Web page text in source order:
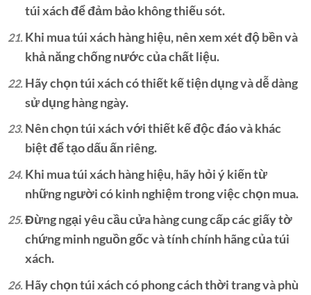
túi xách để đảm bảo không thiếu sót.
Khi mua túi xách hàng hiệu, nên xem xét độ bền và
khả năng chống nước của chất liệu.
Hãy chọn túi xách có thiết kế tiện dụng và dễ dàng
sử dụng hàng ngày.
Nên chọn túi xách với thiết kế độc đáo và khác
biệt để tạo dấu ấn riêng.
Khi mua túi xách hàng hiệu, hãy hỏi ý kiến từ
những người có kinh nghiệm trong việc chọn mua.
Đừng ngại yêu cầu cửa hàng cung cấp các giấy tờ
chứng minh nguồn gốc và tính chính hãng của túi
xách.
Hãy chọn túi xách có phong cách thời trang và phù